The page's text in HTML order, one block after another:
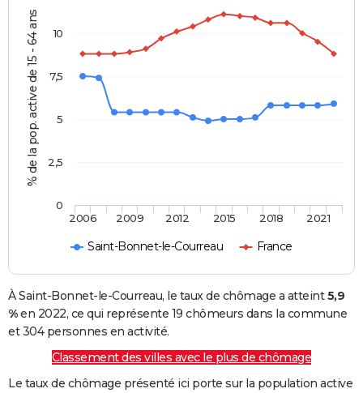
% de la pop. active de 15 - 64 ans
Saint-Bonnet-le-Courreau France
2006 2009 2012 2015 2018 2021
0
2,5
5
7,5
10
À Saint-Bonnet-le-Courreau, le taux de chômage a atteint5,9
%en 2022, ce qui représente 19 chômeurs dans la commune
et 304 personnes en activité.
Classement des villes avec le plus de chômage
Le taux de chômage présenté ici porte sur la population active